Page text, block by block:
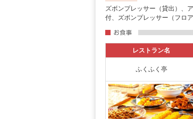
ズボンプレッサー（貸出）、
付、ズボンプレッサー（フロア
レストラン名
ふくふく亭